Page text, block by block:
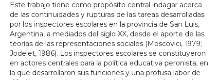
Este trabajo tiene como propósito central indagar acerca
de las continuidades y rupturas de las tareas desarrolladas
por los inspectores escolares en la provincia de San Luis,
Argentina, a mediados del siglo XX, desde el aporte de las
teorías de las representaciones sociales (Moscovici, 1979;
Jodelet, 1986). Los inspectores escolares se constituyeron
en actores centrales para la política educativa peronista, en
la que desarrollaron sus funciones y una profusa labor de